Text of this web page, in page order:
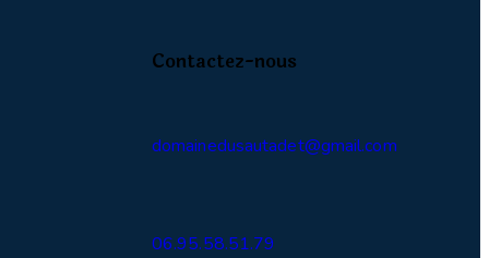
Contactez-nous
domainedusautadet@gmail.com
06.95.58.51.79